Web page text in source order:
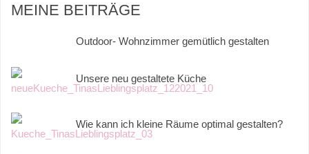
MEINE BEITRÄGE
Outdoor- Wohnzimmer gemütlich gestalten
Unsere neu gestaltete Küche
Wie kann ich kleine Räume optimal gestalten?